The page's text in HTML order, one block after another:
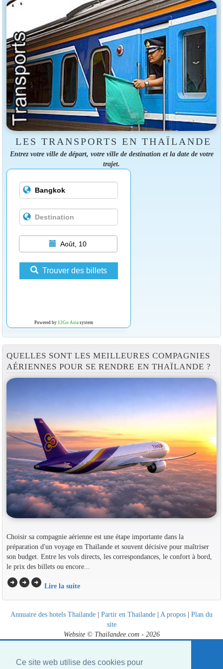
Ce site web utilise des cookies pour
LES TRANSPORTS EN THAÏLANDE
Entrez votre ville de départ, votre ville de destination et la date de votre
trajet.
Août, 10
Trouver des billets
Powered by 12Go Asiasystem
QUELLES SONT LES MEILLEURES COMPAGNIES
AÉRIENNES POUR SE RENDRE EN THAÏLANDE ?
Choisir sa compagnie aérienne est une étape importante dans la
préparation d'un voyage en Thaïlande et souvent décisive pour maîtriser
son budget. Entre les vols directs, les correspondances, le confort à bord,
le prix des billets ou encore...
arrow_circle_rightarrow_circle_rightarrow_circle_right Lire la suite
Annuaire des hotels Thailande | Partir en Thailande | A propos | Plan du
site
Website © Thailandee.com - 2026